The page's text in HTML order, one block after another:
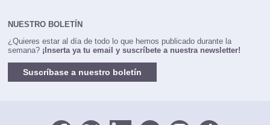
NUESTRO BOLETÍN
¿Quieres estar al día de todo lo que hemos publicado durante la
semana? ¡Inserta ya tu email y suscríbete a nuestra newsletter!
Suscríbase a nuestro boletín